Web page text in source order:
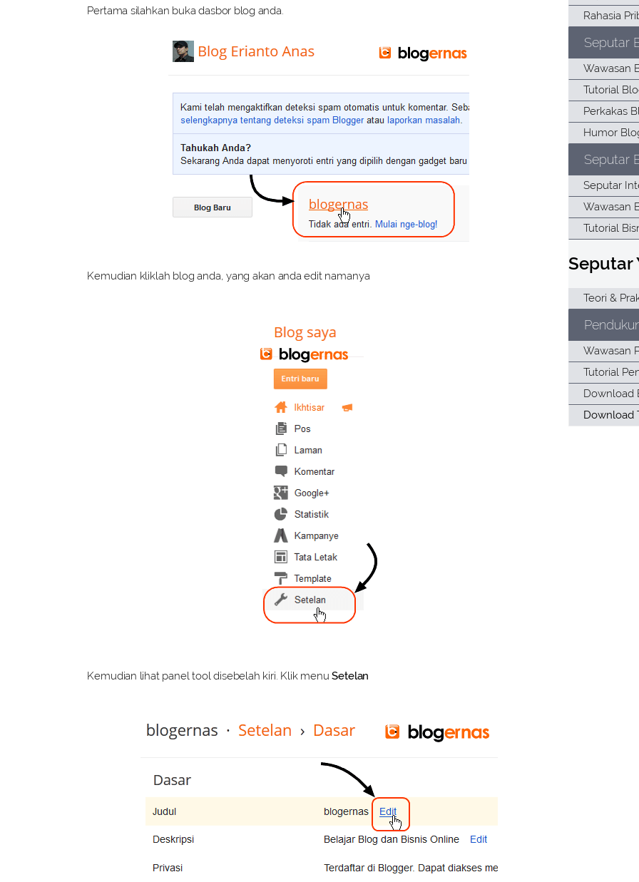
Pertama silahkan buka dasbor blog anda.
Kemudian kliklah blog anda, yang akan anda edit namanya
Kemudian lihat panel tool disebelah kiri. Klik menu Setelan
Seputar
Seputar
Seputar